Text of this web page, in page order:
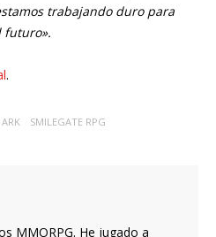
trabajando duro para
futuro».
.
SMILEGATE RPG
MMORPG. He jugado a